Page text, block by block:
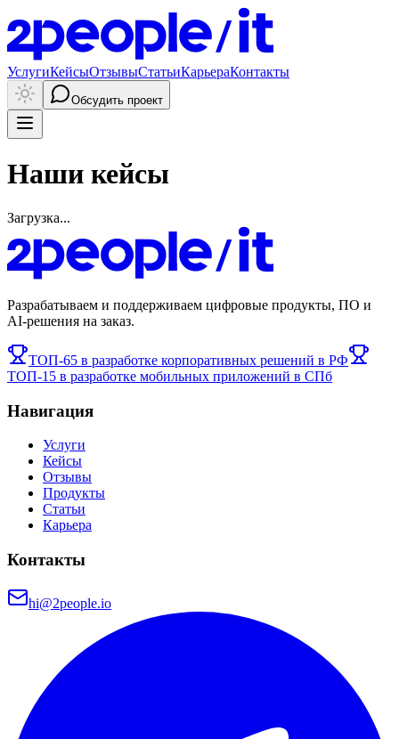
УслугиКейсыОтзывыСтатьиКарьераКонтакты
Обсудить проект
Наши кейсы
Загрузка...
Разрабатываем и поддерживаем цифровые продукты, ПО и
AI-решения на заказ.
ТОП-65 в разработке корпоративных решений в РФ
ТОП-15 в разработке мобильных приложений в СПб
Навигация
Услуги
Кейсы
Отзывы
Продукты
Статьи
Карьера
Контакты
hi@2people.io